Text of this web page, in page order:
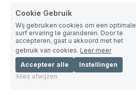
Cookie Gebruik
Wij gebruiken cookies om een optimale
surf ervaring te garanderen. Door te
accepteren, gaat u akkoord met het
gebruik van cookies. Leer meer
Accepteer alle
Instellingen
Alles afwijzen